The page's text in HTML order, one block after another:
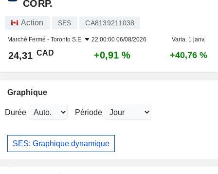
CORP.
Action SES CA8139211038
Marché Fermé - Toronto S.E. 22:00:00 06/08/2026 Varia. 1 janv.
24,31 CAD +0,91 % +40,76 %
Graphique
Durée Période
SES: Graphique dynamique